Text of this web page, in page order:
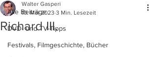
Alle Beiträge
DVD- und TV-Tipps
Festivals, Filmgeschichte, Bücher
Richard III.
Walter Gasperi
10. Mai 2023 3 Min. Lesezeit